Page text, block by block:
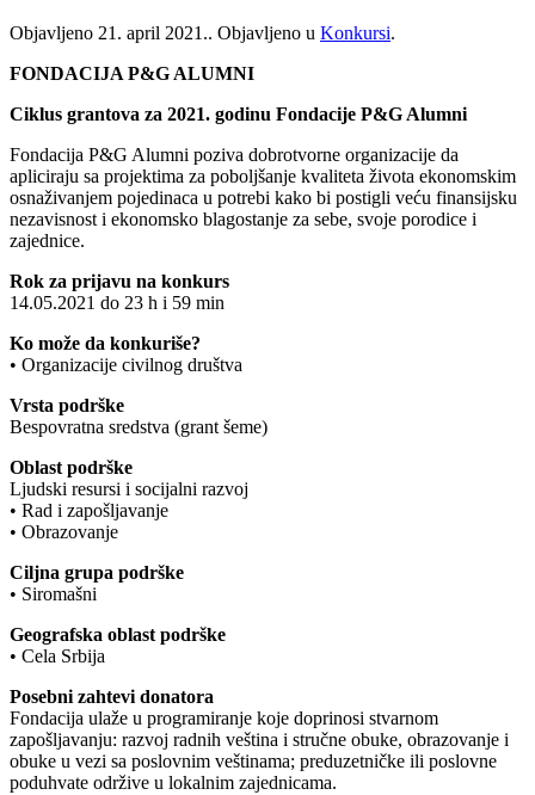
Objavljeno 21. april 2021.. Objavljeno u Konkursi.
FONDACIJA P&G ALUMNI
Ciklus grantova za 2021. godinu Fondacije P&G Alumni
Fondacija P&G Alumni poziva dobrotvorne organizacije da
apliciraju sa projektima za poboljšanje kvaliteta života ekonomskim
osnaživanjem pojedinaca u potrebi kako bi postigli veću finansijsku
nezavisnost i ekonomsko blagostanje za sebe, svoje porodice i
zajednice.
Rok za prijavu na konkurs
14.05.2021 do 23 h i 59 min
Ko može da konkuriše?
• Organizacije civilnog društva
Vrsta podrške
Bespovratna sredstva (grant šeme)
Oblast podrške
Ljudski resursi i socijalni razvoj
• Rad i zapošljavanje
• Obrazovanje
Ciljna grupa podrške
• Siromašni
Geografska oblast podrške
• Cela Srbija
Posebni zahtevi donatora
Fondacija ulaže u programiranje koje doprinosi stvarnom
zapošljavanju: razvoj radnih veština i stručne obuke, obrazovanje i
obuke u vezi sa poslovnim veštinama; preduzetničke ili poslovne
poduhvate održive u lokalnim zajednicama.